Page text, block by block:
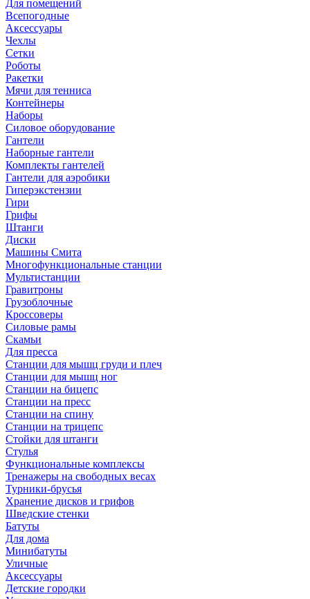
Для помещений
Всепогодные
Аксессуары
Чехлы
Сетки
Роботы
Ракетки
Мячи для тенниса
Контейнеры
Наборы
Силовое оборудование
Гантели
Наборные гантели
Комплекты гантелей
Гантели для аэробики
Гиперэкстензии
Гири
Грифы
Штанги
Диски
Машины Смита
Многофункциональные станции
Мультистанции
Гравитроны
Грузоблочные
Кроссоверы
Силовые рамы
Скамьи
Для пресса
Станции для мышц груди и плеч
Станции для мышц ног
Станции на бицепс
Станции на пресс
Станции на спину
Станции на трицепс
Стойки для штанги
Стулья
Функциональные комплексы
Тренажеры на свободных весах
Турники-брусья
Хранение дисков и грифов
Шведские стенки
Батуты
Для дома
Минибатуты
Уличные
Аксессуары
Детские городки